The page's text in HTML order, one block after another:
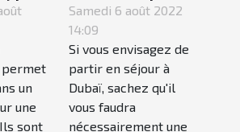
permet
un
une
sont
choisir une
assurance de
voyage pour
Dubaï
Samedi 6 août 2022
14:09
Si vous envisagez de
partir en séjour à
Dubaï, sachez qu'il
vous faudra
nécessairement une